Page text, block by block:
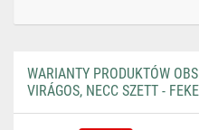
WARIANTY PRODUKTÓW
VIRÁGOS, NECC SZETT -